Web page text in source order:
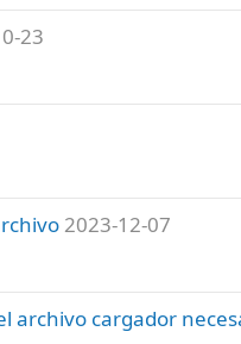
23
2023-12-07
archivo cargador